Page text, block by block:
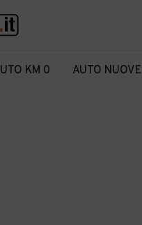
KM 0 AUTO NUOVE